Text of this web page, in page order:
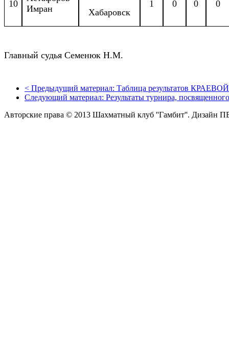
10
Имран
Хабаровск
1 0 0 0
Главный судья Семенюк Н.М.
< Предыдущий материал: Таблица результатов
Следующий материал: Результаты турнира,
Авторские права © 2013 Шахматный клуб ''Гамбит''. Дизайн